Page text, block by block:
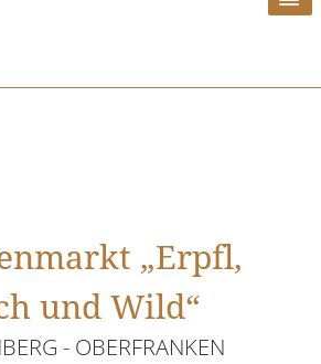
„Erpfl,
und Wild“
- OBERFRANKEN